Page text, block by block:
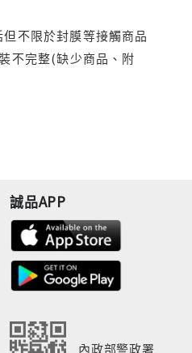
不限於封膜等接觸商品
不完整(缺少商品、附
誠品APP
內政部警政署